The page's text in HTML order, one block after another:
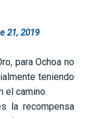
21, 2019
para Ochoa no
teniendo
el camino.
la recompensa